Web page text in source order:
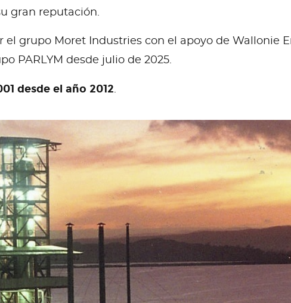
gran reputación.
grupo Moret Industries con el apoyo de Wallonie
PARLYM desde julio de 2025.
desde el año 2012